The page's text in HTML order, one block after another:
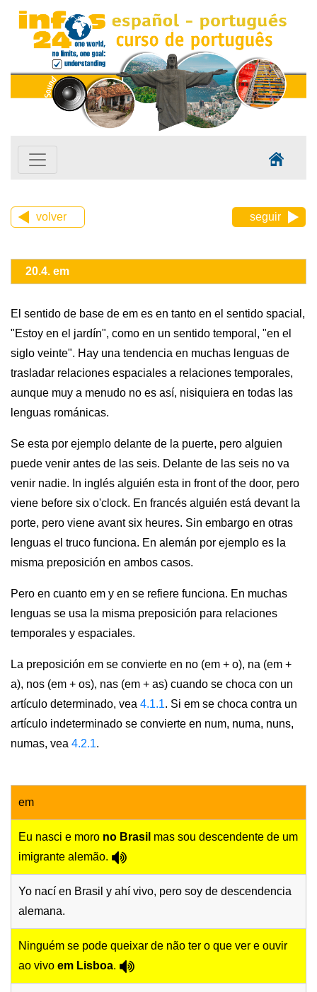
volver seguir
20.4. em
El sentido de base de em es en tanto en el sentido spacial,
"Estoy en el jardín", como en un sentido temporal, "en el
siglo veinte". Hay una tendencia en muchas lenguas de
trasladar relaciones espaciales a relaciones temporales,
aunque muy a menudo no es así, nisiquiera en todas las
lenguas románicas.
Se esta por ejemplo delante de la puerte, pero alguien
puede venir antes de las seis. Delante de las seis no va
venir nadie. In inglés alguién esta in front of the door, pero
viene before six o'clock. En francés alguién está devant la
porte, pero viene avant six heures. Sin embargo en otras
lenguas el truco funciona. En alemán por ejemplo es la
misma preposición en ambos casos.
Pero en cuanto em y en se refiere funciona. En muchas
lenguas se usa la misma preposición para relaciones
temporales y espaciales.
La preposición em se convierte en no (em + o), na (em +
a), nos (em + os), nas (em + as) cuando se choca con un
artículo determinado, vea 4.1.1. Si em se choca contra un
artículo indeterminado se convierte en num, numa, nuns,
numas, vea 4.2.1.
em
Eu nasci e moro no Brasil mas sou descendente de um
imigrante alemão.
Yo nací en Brasil y ahí vivo, pero soy de descendencia
alemana.
Ninguém se pode queixar de não ter o que ver e ouvir
ao vivo em Lisboa.